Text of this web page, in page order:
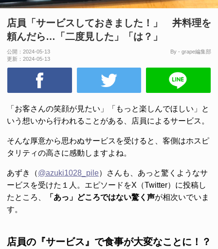
店員「サービスしておきました！」 丼料理を
頼んだら…「二度見した」「は？」
公開： 2024-05-13
更新： 2024-05-13
By - grape編集部
「お客さんの笑顔が見たい」「もっと楽しんでほしい」と
いう想いから行われることがある、店員によるサービス。
そんな厚意から思わぬサービスを受けると、客側はホスピ
タリティの高さに感動しますよね。
あずき（@azuki1028_pile）さんも、あっと驚くようなサ
ービスを受けた１人。エピソードをX（Twitter）に投稿し
たところ、
「あっ」どころではない驚く声が相次いでいま
す。
店員の『サービス』で食事が大変なことに！？